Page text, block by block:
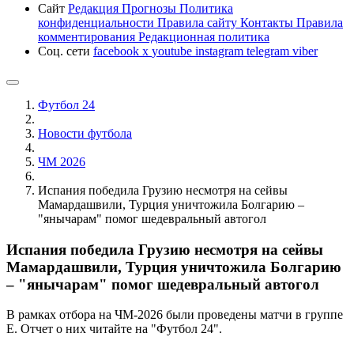
Сайт Редакция Прогнозы Политика
конфиденциальности Правила сайту Контакты Правила
комментирования Редакционная политика
Соц. сети facebook x youtube instagram telegram viber
Футбол 24
Новости футбола
ЧМ 2026
Испания победила Грузию несмотря на сейвы
Мамардашвили, Турция уничтожила Болгарию –
"янычарам" помог шедевральный автогол
Испания победила Грузию несмотря на сейвы
Мамардашвили, Турция уничтожила Болгарию
– "янычарам" помог шедевральный автогол
В рамках отбора на ЧМ-2026 были проведены матчи в группе
Е. Отчет о них читайте на "Футбол 24".